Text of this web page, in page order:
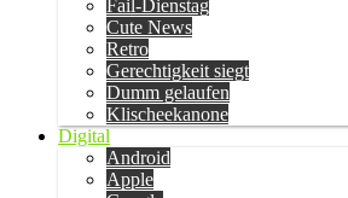
Fail-Dienstag
Cute News
Retro
Gerechtigkeit siegt
Dumm gelaufen
Klischeekanone
Digital
Android
Apple